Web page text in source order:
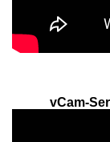
vCam-